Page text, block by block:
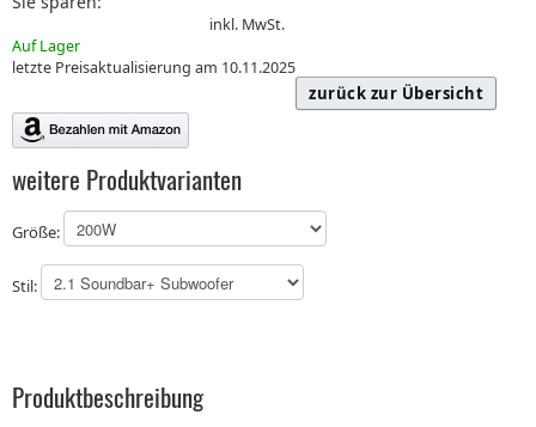
inkl. MwSt.
Auf Lager
letzte Preisaktualisierung am 10.11.2025
zurück zur Übersicht
weitere Produktvarianten
Größe:
Stil:
Produktbeschreibung